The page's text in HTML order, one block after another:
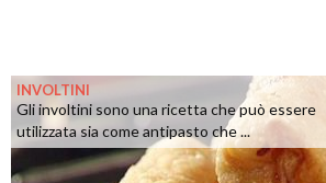
INVOLTINI
Gli involtini sono una ricetta che può essere
utilizzata sia come antipasto che ...